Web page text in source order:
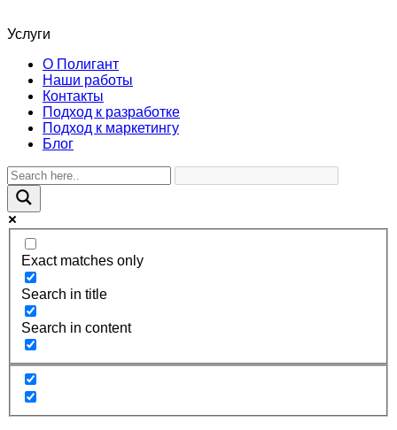
Услуги
О Полигант
Наши работы
Контакты
Подход к разработке
Подход к маркетингу
Блог
Exact matches only
Search in title
Search in content